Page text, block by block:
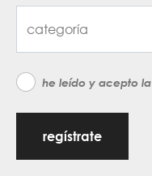
he leído y acepto la
regístrate